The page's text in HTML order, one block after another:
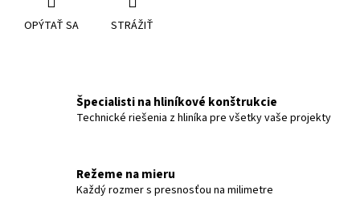
OPÝTAŤ SA STRÁŽIŤ
Špecialisti na hliníkové konštrukcie
Technické riešenia z hliníka pre všetky vaše projekty
Režeme na mieru
Každý rozmer s presnosťou na milimetre